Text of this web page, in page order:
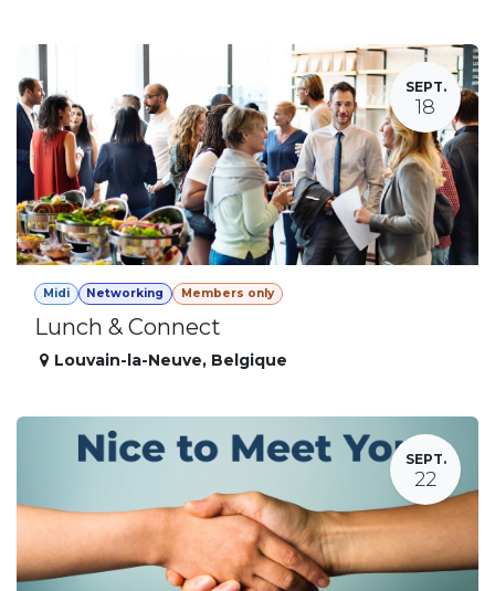
SEPT.
18
Midi Networking Members only
Lunch & Connect
Louvain-la-Neuve, Belgique
SEPT.
22